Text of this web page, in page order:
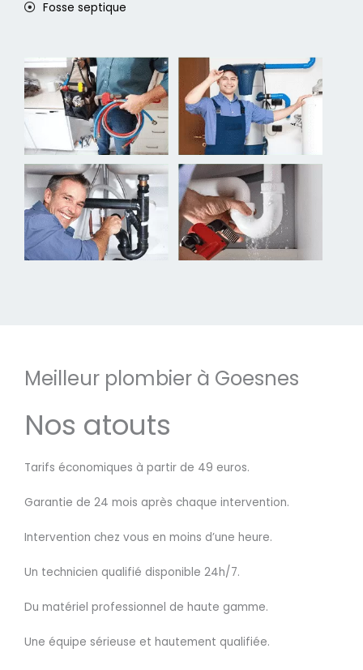
Fosse septique
Meilleur plombier à Goesnes
Nos atouts
Tarifs économiques à partir de 49 euros.
Garantie de 24 mois après chaque intervention.
Intervention chez vous en moins d’une heure.
Un technicien qualifié disponible 24h/7.
Du matériel professionnel de haute gamme.
Une équipe sérieuse et hautement qualifiée.